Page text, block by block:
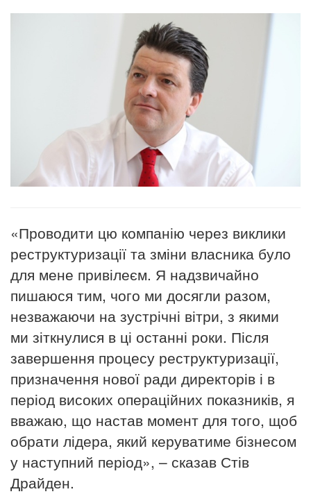
«Проводити цю компанію через виклики
реструктуризації та зміни власника було
для мене привілеєм. Я надзвичайно
пишаюся тим, чого ми досягли разом,
незважаючи на зустрічні вітри, з якими
ми зіткнулися в ці останні роки. Після
завершення процесу реструктуризації,
призначення нової ради директорів і в
період високих операційних показників, я
вважаю, що настав момент для того, щоб
обрати лідера, який керуватиме бізнесом
у наступний період», – сказав Стів
Драйден.